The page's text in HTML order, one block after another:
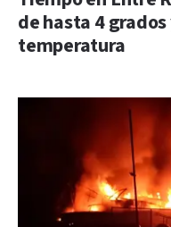
de hasta 4
temperatura